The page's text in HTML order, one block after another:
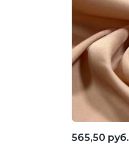
565,50 руб.